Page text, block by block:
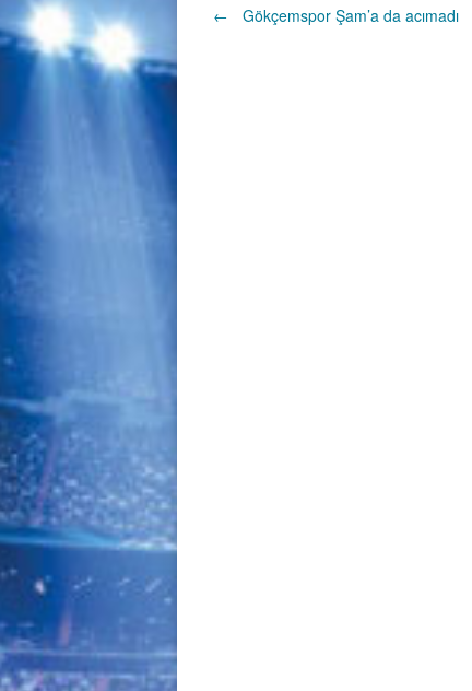
Post
← Gökçemspor Şam’a da acımadı